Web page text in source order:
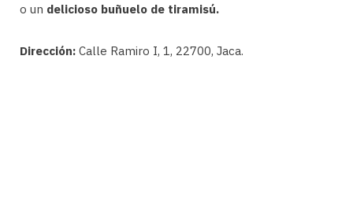
o un delicioso buñuelo de tiramisú.
Dirección: Calle Ramiro I, 1, 22700, Jaca.